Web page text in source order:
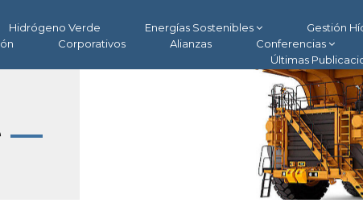
Hidrógeno Verde Energías Sostenibles Gestión
Corporativos Alianzas Conferencias
Últimas
—